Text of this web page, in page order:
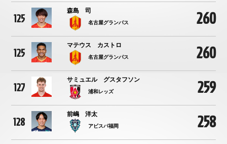
125
森島 司
名古屋グランパス 260
125
マテウス カストロ
名古屋グランパス 260
127
サミュエル グスタフソン
浦和レッズ 259
128
前嶋 洋太
アビスパ福岡 258